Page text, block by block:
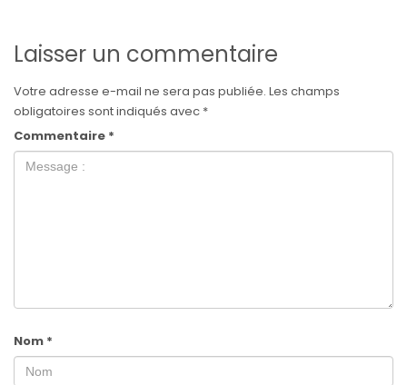
Laisser un commentaire
Votre adresse e-mail ne sera pas publiée. Les champs
obligatoires sont indiqués avec *
Commentaire *
Nom *